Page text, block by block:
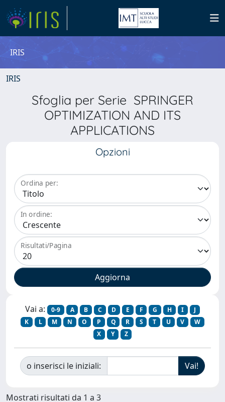
IRIS
IRIS
Sfoglia per Serie SPRINGER
OPTIMIZATION AND ITS
APPLICATIONS
Opzioni
Ordina per:
In ordine:
Risultati/Pagina
Vai a: 0-9 A B C D E F G H I
J
K
L M N O P Q R S T U V
W
X
Y Z
o inserisci le iniziali:
Mostrati risultati da 1 a 3